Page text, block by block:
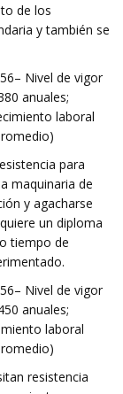
de los
y también se
Nivel de vigor
anuales;
laboral
para
maquinaria de
y agacharse
un diploma
tiempo de
Nivel de vigor
anuales;
laboral
resistencia